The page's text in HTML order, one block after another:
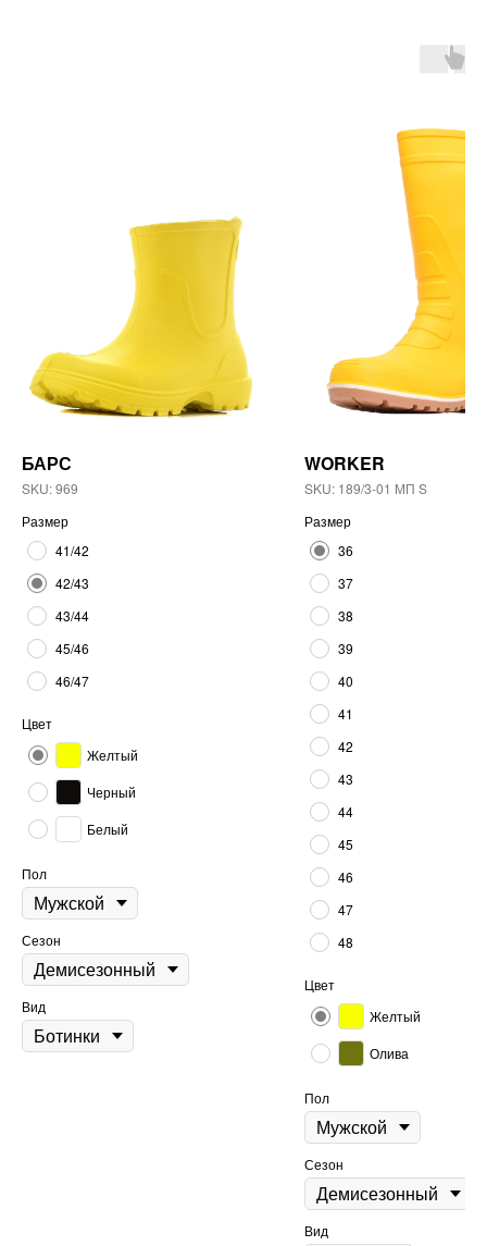
БАРС
SKU:969
Размер
41/42
42/43
43/44
45/46
46/47
Цвет
Желтый
Черный
Белый
Пол
Сезон
Вид
WORKER
SKU: 189/3-01 МП S
Размер
36
37
38
39
40
41
42
43
44
45
46
47
48
Цвет
Желтый
Олива
Пол
Сезон
Вид